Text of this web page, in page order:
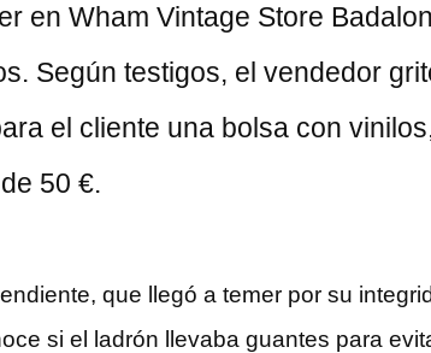
en Wham Vintage Store
Según testigos, el vendedor
el cliente una bolsa con
50 €.
que llegó a temer por su
si el ladrón llevaba guantes para